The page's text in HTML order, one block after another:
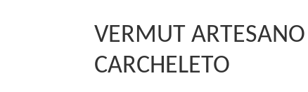
VERMUT ARTESANO
CARCHELETO